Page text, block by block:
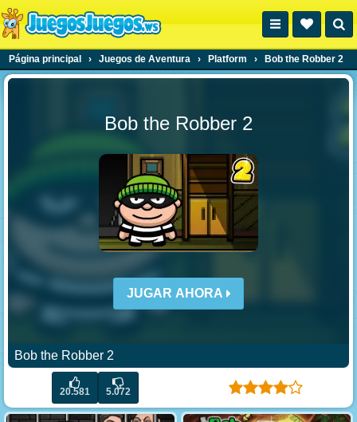
Página principal › Juegos de Aventura › Platform › Bob the Robber 2
Bob the Robber 2
JUGAR AHORA
Bob the Robber 2
20.581 5.072